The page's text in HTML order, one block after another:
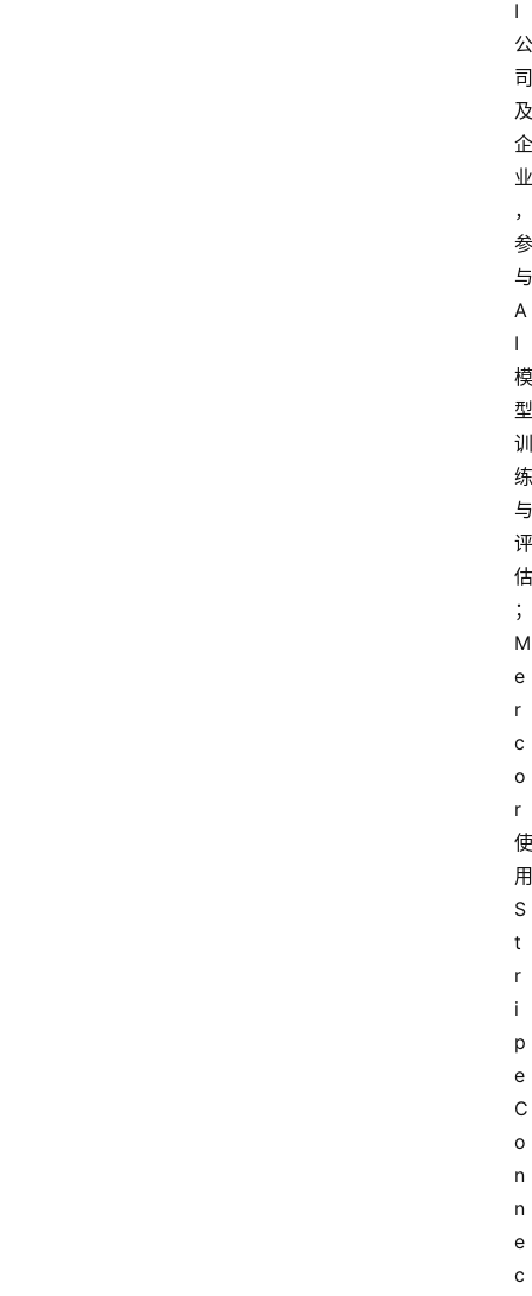
I
公
司
及
企
业
，
参
与
A
I
模
型
训
练
与
评
估
；
M
e
r
c
o
r
使
用
S
t
r
i
p
e
C
o
n
n
e
c